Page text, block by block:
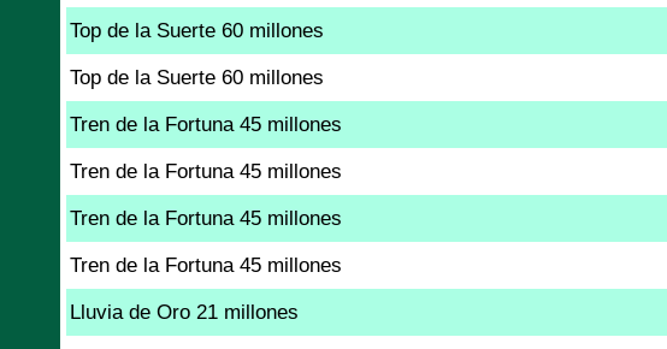
Top de la Suerte 60 millones
Top de la Suerte 60 millones
Tren de la Fortuna 45 millones
Tren de la Fortuna 45 millones
Tren de la Fortuna 45 millones
Tren de la Fortuna 45 millones
Lluvia de Oro 21 millones